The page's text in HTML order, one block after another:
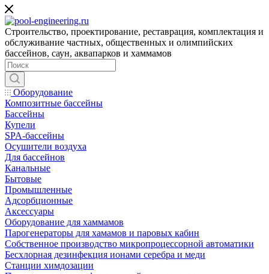
Строительство, проектирование, реставрация, комплектация и
обслуживание частных, общественных и олимпийских
бассейнов, саун, аквапарков и хаммамов
Оборудование
Композитные бассейны
Бассейны
Купели
SPA-бассейны
Осушители воздуха
Для бассейнов
Канальные
Бытовые
Промышленные
Адсорбционные
Аксессуары
Оборудование для хаммамов
Парогенераторы для хамамов и паровых кабин
Собственное производство микропроцессорной автоматики
Беcхлорная дезинфекция ионами серебра и меди
Станции химдозации